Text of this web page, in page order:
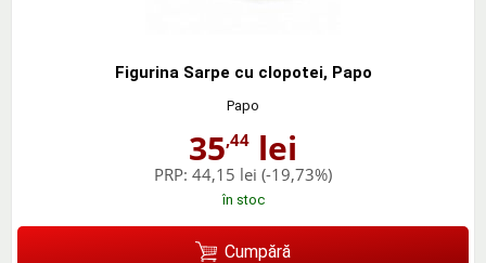
Figurina Sarpe cu clopotei, Papo
Papo
35,44 lei
PRP: 44,15 lei (-19,73%)
în stoc
Cumpără